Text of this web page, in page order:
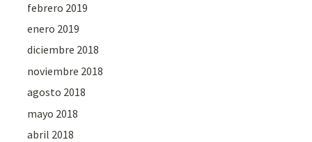
febrero 2019
enero 2019
diciembre 2018
noviembre 2018
agosto 2018
mayo 2018
abril 2018